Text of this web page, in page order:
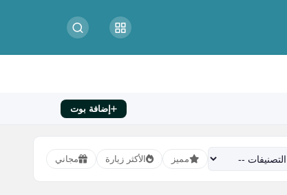
إضافة بوت
مميز الأكثر زيارة مجاني